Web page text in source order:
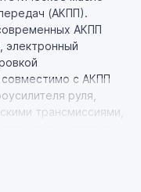
(АКПП).
АКПП
электронный
с АКПП
руля,
трансмиссиями,